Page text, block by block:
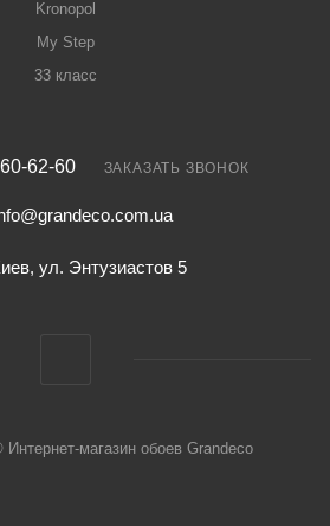
Kronopol
My Step
33 класс
62-60 ЗАКАЗАТЬ ЗВОНОК
ул. Энтузиастов 5
Интернет-магазин обоев Grandeco